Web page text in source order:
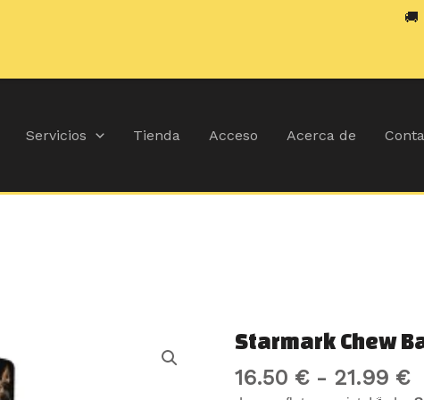
Servicios Tienda Acceso Acerca de
Starmark Chew
16.50 € - 21.99 €
Starmark
Ball
Durante